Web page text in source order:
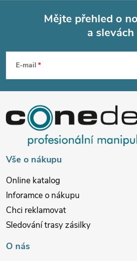
p
a
Mějte přehled o
a slevách
E-mail
Vše o nákupu
Online katalog
Inforamce o nákupu
Chci reklamovat
Sledování trasy zásilky
O nás